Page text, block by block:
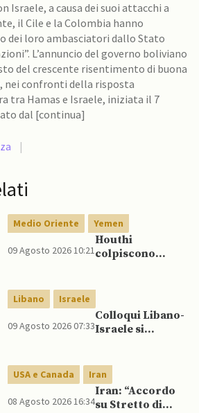
Israele, a causa dei suoi attacchi a
il Cile e la Colombia hanno
dei loro ambasciatori dallo Stato
L’annuncio del governo boliviano
del crescente risentimento di buona
nei confronti della risposta
tra Hamas e Israele, iniziata il 7
ottobre. Come riportato dal [continua]
|
Medio Oriente Yemen
09 Agosto 2026 10:21
Houthi
colpiscono
Yemen rischia
conflitto più
ampio
Libano Israele
09 Agosto 2026 07:33
Colloqui Libano-
Israele si
dopo raid
israeliani nel Sud
USA e Canada Iran
08 Agosto 2026 16:34
Iran: “Accordo
su Stretto di